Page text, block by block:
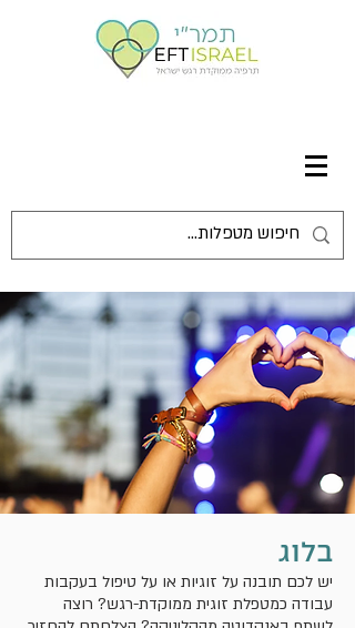
בלוג
יש לכם תובנה על זוגיות או על טיפול בעקבות
עבודה כמטפלת זוגית ממוקדת-רגש? רוצה